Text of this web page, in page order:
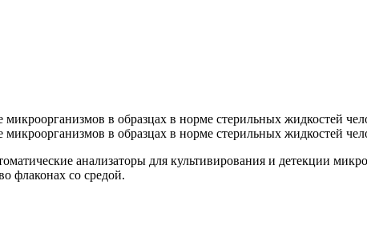
в образцах в норме стерильных жидкостей
в образцах в норме стерильных жидкостей
анализаторы для культивирования и детекции
флаконах со средой.